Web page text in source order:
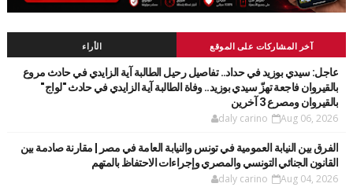
آخر المشاركات على الموقع الأراء
عاجل: سيدي بوزيد في حداد.. تفاصيل رحيل الطالبة آية الزايدي في حادث مروع
بالقيروان فاجعة تهزّ سيدي بوزيد.. وفاة الطالبة آية الزايدي في حادث "لواج"
بالقيروان ومصرع 3 آخرين
daly carino Aug 06, 2026
الفرق بين النيابة العمومية في تونس والنيابة العامة في مصر | مقارنة صادمة بين
القانون الجنائي التونسي والمصري وإجراءات الاحتفاظ بالمتهم
daly carino Aug 04, 2026